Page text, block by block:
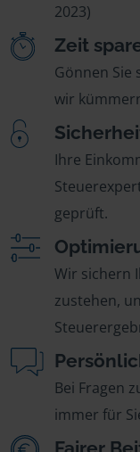
2023)
Zeit
Gönnen Sie
wir
Ihre
geprüft.
Wir sichern
zustehen,
Bei Fragen
immer für